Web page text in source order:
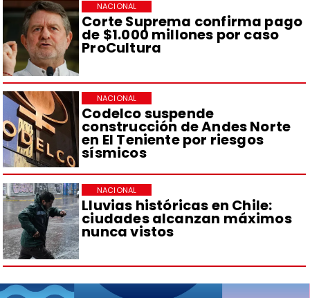
Corte Suprema confirma pago
de $1.000 millones por caso
ProCultura
NACIONAL
Codelco suspende
construcción de Andes Norte
en El Teniente por riesgos
sísmicos
NACIONAL
Lluvias históricas en Chile:
ciudades alcanzan máximos
nunca vistos
NACIONAL